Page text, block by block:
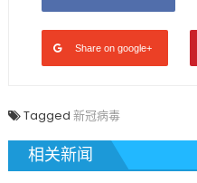
Share on google+
Tagged 新冠病毒
相关新闻